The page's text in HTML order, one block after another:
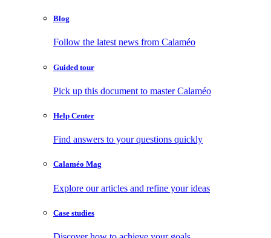
Blog
Follow the latest news from Calaméo
Guided tour
Pick up this document to master Calaméo
Help Center
Find answers to your questions quickly
Calaméo Mag
Explore our articles and refine your ideas
Case studies